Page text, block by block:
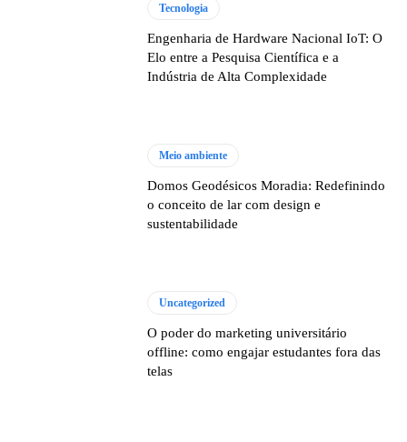
Tecnologia
Engenharia de Hardware Nacional IoT: O
Elo entre a Pesquisa Científica e a
Indústria de Alta Complexidade
Meio ambiente
Domos Geodésicos Moradia: Redefinindo
o conceito de lar com design e
sustentabilidade
Uncategorized
O poder do marketing universitário
offline: como engajar estudantes fora das
telas